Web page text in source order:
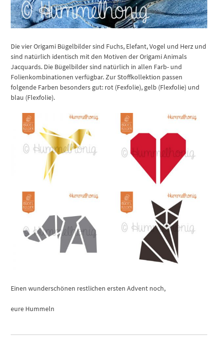
Die vier Origami Bügelbilder sind Fuchs, Elefant, Vogel und Herz und
sind natürlich identisch mit den Motiven der Origami Animals
Jacquards. Die Bügelbilder sind natürlich in allen Farb- und
Folienkombinationen verfügbar. Zur Stoffkollektion passen
folgende Farben besonders gut: rot (Fexfolie), gelb (Flexfolie) und
blau (Flexfolie).
Einen wunderschönen restlichen ersten Advent noch,
eure Hummeln